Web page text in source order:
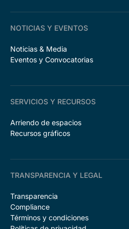
NOTICIAS Y EVENTOS
Noticias & Media
Eventos y Convocatorias
SERVICIOS Y RECURSOS
Arriendo de espacios
Recursos gráficos
TRANSPARENCIA Y LEGAL
Transparencia
Compliance
Términos y condiciones